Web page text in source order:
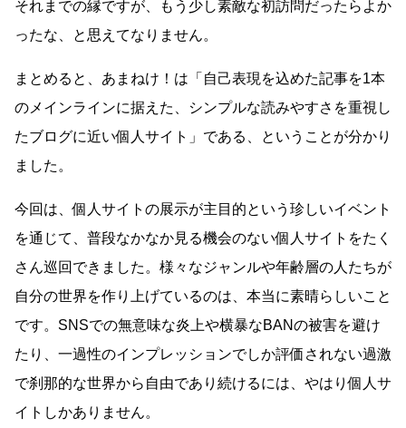
それまでの縁ですが、もう少し素敵な初訪問だったらよか
ったな、と思えてなりません。
まとめると、あまねけ！は「自己表現を込めた記事を1本
のメインラインに据えた、シンプルな読みやすさを重視し
たブログに近い個人サイト」である、ということが分かり
ました。
今回は、個人サイトの展示が主目的という珍しいイベント
を通じて、普段なかなか見る機会のない個人サイトをたく
さん巡回できました。様々なジャンルや年齢層の人たちが
自分の世界を作り上げているのは、本当に素晴らしいこと
です。SNSでの無意味な炎上や横暴なBANの被害を避け
たり、一過性のインプレッションでしか評価されない過激
で刹那的な世界から自由であり続けるには、やはり個人サ
イトしかありません。